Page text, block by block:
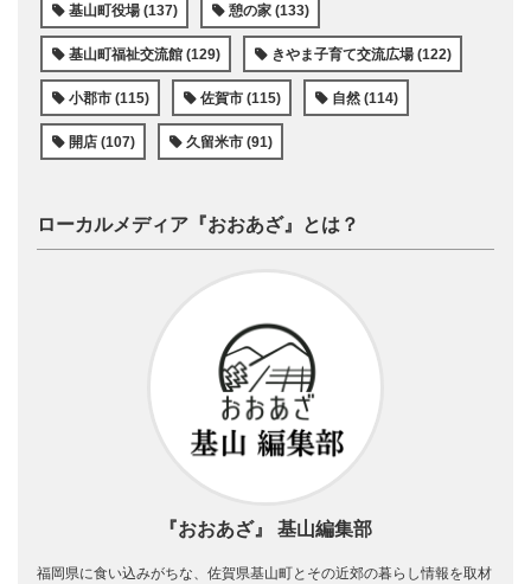
基山町役場 (137) 憩の家 (133)
基山町福祉交流館 (129) きやま子育て交流広場 (122)
小郡市 (115) 佐賀市 (115) 自然 (114)
開店 (107) 久留米市 (91)
ローカルメディア『おおあざ』とは？
『おおあざ』 基山編集部
福岡県に食い込みがちな、佐賀県基山町とその近郊の暮らし情報を取材